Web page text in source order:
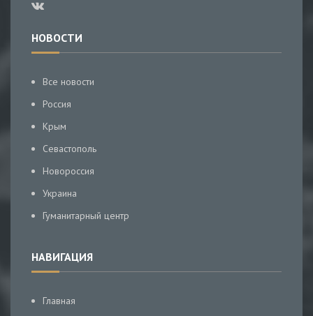
НОВОСТИ
Все новости
Россия
Крым
Севастополь
Новороссия
Украина
Гуманитарный центр
НАВИГАЦИЯ
Главная